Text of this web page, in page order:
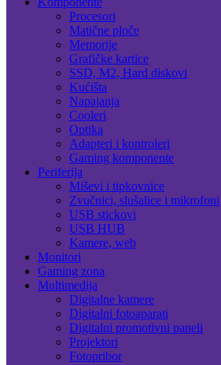
Procesori
Matične ploče
Memorije
Grafičke kartice
SSD, M2, Hard diskovi
Kućišta
Napajanja
Cooleri
Optika
Adapteri i kontroleri
Gaming komponente
Periferija
Miševi i tipkovnice
Zvučnici, slušalice i mikrofoni
USB stickovi
USB HUB
Kamere, web
Monitori
Gaming zona
Multimedija
Digitalne kamere
Digitalni fotoaparati
Digitalni promotivni paneli
Projektori
Fotopribor